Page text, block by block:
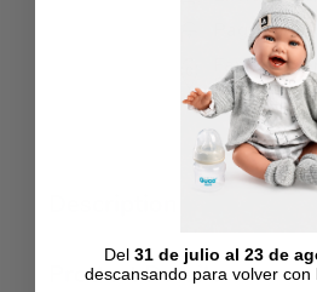
Pago seguro
Fabricado en
España
Product Details
Del 31 de julio al 23 de
descansando para volver con